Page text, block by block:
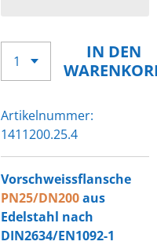
IN DEN
Artikelnummer:
1411200.25.4
Vorschweissflansche
PN25/DN200aus
Edelstahl nach
DIN2634/EN1092-1